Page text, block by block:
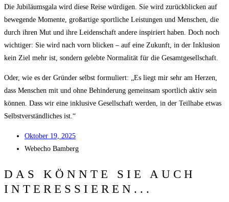
Die Jubi­lä­ums­ga­la wird die­se Rei­se wür­di­gen. Sie wird zurück­bli­cken auf
bewe­gen­de Momen­te, groß­ar­ti­ge sport­li­che Leis­tun­gen und Men­schen, die
durch ihren Mut und ihre Lei­den­schaft ande­re inspi­riert haben. Doch noch
wich­ti­ger: Sie wird nach vorn bli­cken – auf eine Zukunft, in der Inklu­si­on
kein Ziel mehr ist, son­dern geleb­te Nor­ma­li­tät für die Gesamtgesellschaft.
Oder, wie es der Grün­der selbst for­mu­liert: „Es liegt mir sehr am Her­zen,
dass Men­schen mit und ohne Behin­de­rung gemein­sam sport­lich aktiv sein
kön­nen. Dass wir eine inklu­si­ve Gesell­schaft wer­den, in der Teil­ha­be etwas
Selbst­ver­ständ­li­ches ist.“
Okto­ber 19, 2025
Web­echo Bamberg
DAS KÖNNTE SIE AUCH
INTERESSIEREN...